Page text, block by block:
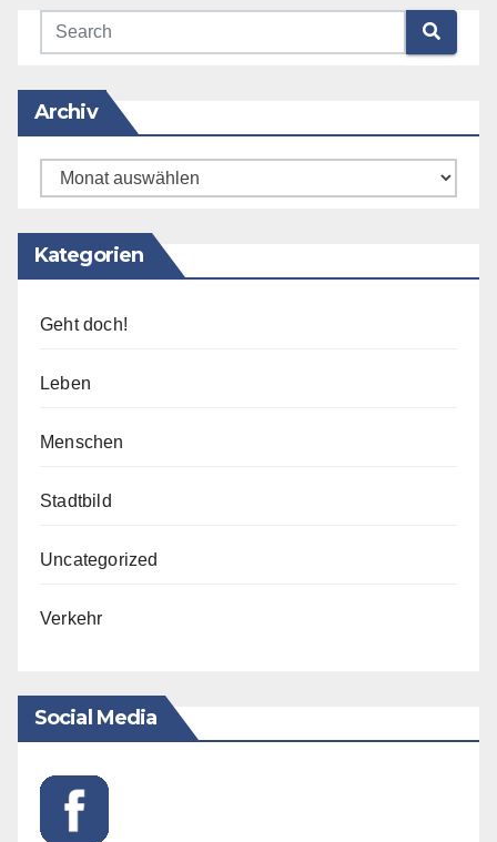
Archiv
Archiv
Kategorien
Geht doch!
Leben
Menschen
Stadtbild
Uncategorized
Verkehr
Social Media